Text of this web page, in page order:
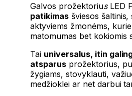
Galvos prožektorius LED
patikimasšviesos šaltinis,
aktyviems žmonėms,
matomumas bet kokiomis
Tai universalus, itin
atsparusprožektorius,
žygiams, stovyklauti,
medžioklei ar net darbui